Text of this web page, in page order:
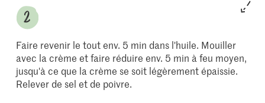
Faire revenir le tout env. 5 min dans l'huile. Mouiller
avec la crème et faire réduire env. 5 min à feu moyen,
jusqu'à ce que la crème se soit légèrement épaissie.
Relever de sel et de poivre.